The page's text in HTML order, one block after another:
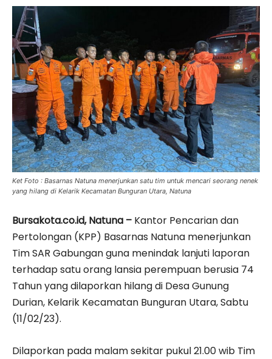
Ket Foto : Basarnas Natuna menerjunkan satu tim untuk mencari seorang nenek
yang hilang di Kelarik Kecamatan Bunguran Utara, Natuna
Bursakota.co.id, Natuna – Kantor Pencarian dan
Pertolongan (KPP) Basarnas Natuna menerjunkan
Tim SAR Gabungan guna menindak lanjuti laporan
terhadap satu orang lansia perempuan berusia 74
Tahun yang dilaporkan hilang di Desa Gunung
Durian, Kelarik Kecamatan Bunguran Utara, Sabtu
(11/02/23).
Dilaporkan pada malam sekitar pukul 21.00 wib Tim